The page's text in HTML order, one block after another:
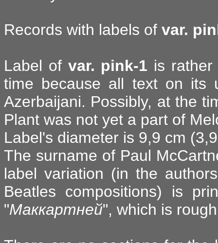
Records with labels of var.
Label of var. pink-1 is
time because all text on its
Azerbaijani. Possibly, at the
Plant was not yet a part of
Label's diameter is 9,9 cm
The surname of Paul
label variation (in the
Beatles compositions) is
"Маккартней", which is